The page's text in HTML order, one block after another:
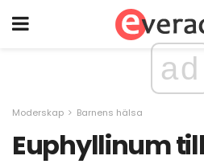
ad
Moderskap Barnens hälsa
Euphyllinum